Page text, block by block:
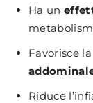
Ha un
Favorisce
Riduce